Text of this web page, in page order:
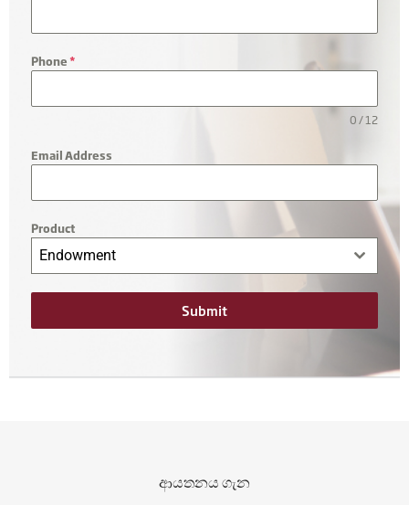
Phone*
0 / 12
Email Address
Product
Endowment
Submit
ආයතනය ගැන